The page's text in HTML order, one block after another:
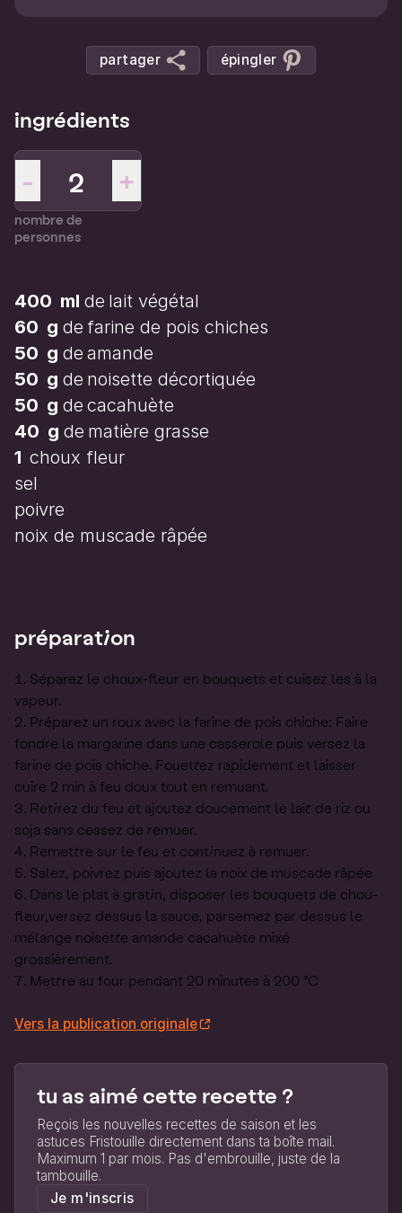
partager épingler
ingrédients
- +
nombre de
personnes
400 ml de lait végétal
60 g de farine de pois chiches
50 g de amande
50 g de noisette décortiquée
50 g de cacahuète
40 g de matière grasse
1 choux fleur
sel
poivre
noix de muscade râpée
préparation
Séparez le choux-fleur en bouquets et cuisez les à la
vapeur.
Préparez un roux avec la farine de pois chiche: Faire
fondre la margarine dans une casserole puis versez la
farine de pois chiche. Fouettez rapidement et laisser
cuire 2 min à feu doux tout en remuant.
Retirez du feu et ajoutez doucement le lait de riz ou
soja sans cessez de remuer.
Remettre sur le feu et continuez à remuer.
Salez, poivrez puis ajoutez la noix de muscade râpée
Dans le plat à gratin, disposer les bouquets de chou-
fleur,versez dessus la sauce, parsemez par dessus le
mélange noisette amande cacahuète mixé
grossièrement.
Mettre au four pendant 20 minutes à 200 °C
Vers la publication originale
tu as aimé cette recette ?
Reçois les nouvelles recettes de saison et les
astuces Fristouille directement dans ta boîte mail.
Maximum 1 par mois. Pas d'embrouille, juste de la
tambouille.
Je m'inscris